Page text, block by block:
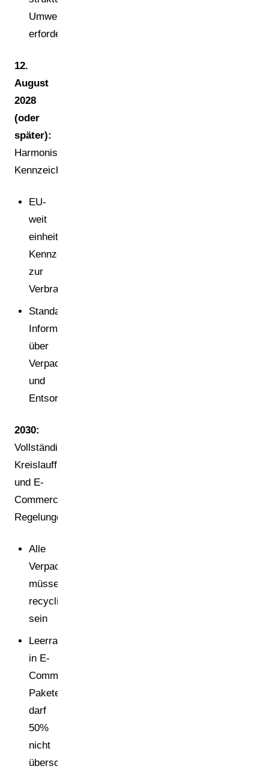
Umweltinformationen
erforderlich
12.
August
2028
(oder
später):
Harmonisierte
Kennzeichnung
EU-
weit
einheitliche
Kennzeichnung
zur
Verbraucherinformation
Standardisierte
Informationen
über
Verpackungseigenschaften
und
Entsorgung
2030:
Vollständige
Kreislauffähigkeit
und E-
Commerce-
Regelungen
Alle
Verpackungen
müssen
recyclingfähig
sein
Leerraum
in E-
Commerce-
Paketen
darf
50%
nicht
überschreiten